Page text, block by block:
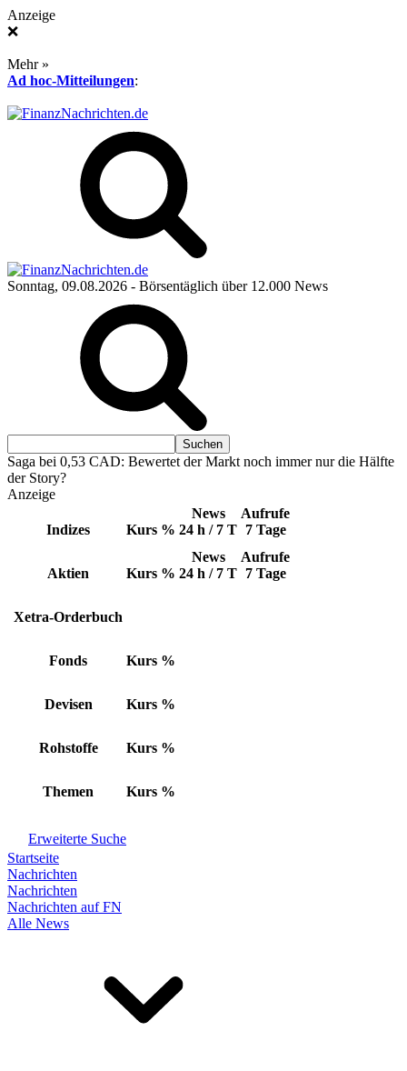
Anzeige
❌
Mehr »
Ad hoc-Mitteilungen:
Sonntag, 09.08.2026 - Börsentäglich über 12.000 News
Saga bei 0,53 CAD: Bewertet der Markt noch immer nur die Hälfte
der Story?
Anzeige
Indizes Kurs %
News
24 h / 7 T
Aufrufe
7 Tage
Aktien Kurs %
News
24 h / 7 T
Aufrufe
7 Tage
Xetra-Orderbuch
Fonds Kurs %
Devisen Kurs %
Rohstoffe Kurs %
Themen Kurs %
Erweiterte Suche
Startseite
Nachrichten
Nachrichten
Nachrichten auf FN
Alle News